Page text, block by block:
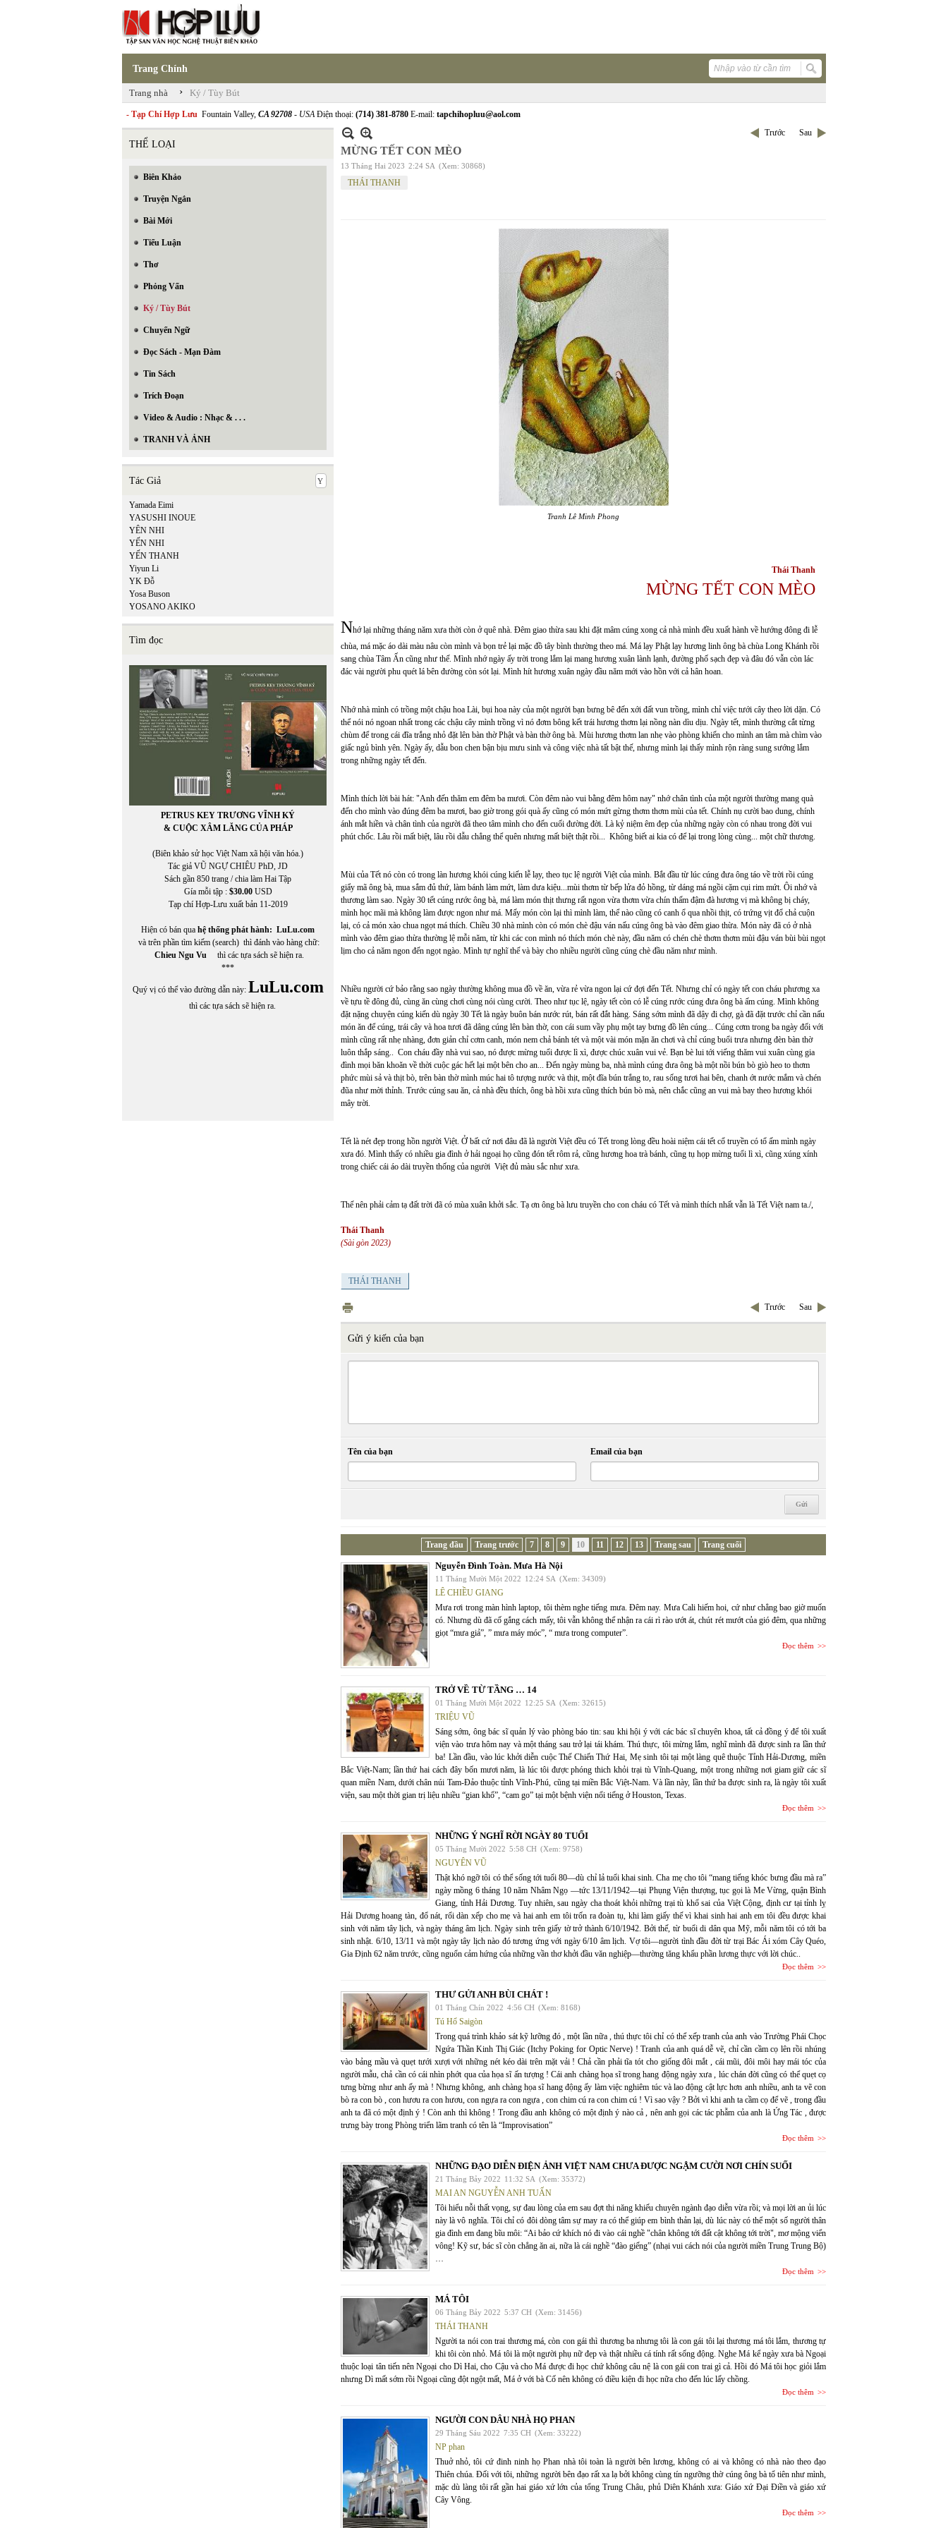
Trang Chính
Trang nhà › Ký / Tùy Bút
- Tạp Chí Hợp Lưu Fountain Valley, CA 92708 - USAĐiện thoại: (714) 381-8780 E-mail: tapchihopluu@aol.com
THỂ LOẠI
Biên Khảo
Truyện Ngắn
Bài Mới
Tiểu Luận
Thơ
Phỏng Vấn
Ký / Tùy Bút
Chuyển Ngữ
Đọc Sách - Mạn Đàm
Tin Sách
Trích Đoạn
Video & Audio : Nhạc & . . .
TRANH VÀ ẢNH
Tác Giả
Yamada Eimi
YASUSHI INOUE
YÊN NHI
YẾN NHI
YẾN THANH
Yiyun Li
YK Đỗ
Yosa Buson
YOSANO AKIKO
Tìm đọc
PETRUS KEY TRƯƠNG VĨNH KÝ
& CUỘC XÂM LĂNG CỦA PHÁP
(Biên khảo sử học Việt Nam xã hội văn hóa.)
Tác giả VŨ NGỰ CHIÊU PhD, JD
Sách gần 850 trang / chia làm Hai Tập
Gía mỗi tập : $30.00USD
Tạp chí Hợp-Lưu xuất bản 11-2019
Hiện có bán qua hệ thống phát hành: LuLu.com
và trên phần tìm kiếm (search) thì đánh vào hàng chữ:
Chieu Ngu Vu thì các tựa sách sẽ hiện ra.
***
Quý vị có thể vào đường dẫn này: LuLu.com
thì các tựa sách sẽ hiện ra.
Trước Sau
MỪNG TẾT CON MÈO
13 Tháng Hai 2023 2:24 SA (Xem: 30868)
THÁI THANH
Tranh Lê Minh Phong
Thái Thanh
MỪNG TẾT CON MÈO
Nhớ lại những tháng năm xưa thời còn ở quê nhà. Đêm giao thừa sau khi đặt mâm cúng xong cả nhà mình đều xuất hành về hướng đông đi lễ
chùa, má mặc áo dài màu nâu còn mình và bọn trẻ lại mặc đồ tây bình thường theo má. Má lạy Phật lạy hương linh ông bà chùa Long Khánh rồi
sang chùa Tâm Ấn cũng như thế. Mình nhớ ngày ấy trời trong lắm lại mang hương xuân lành lạnh, đường phố sạch đẹp và đâu đó vẫn còn lác
đác vài người phu quét lá bên đường còn sót lại. Mình hít hương xuân ngày đầu năm mới vào hồn với cả hân hoan.
Nhớ nhà mình có trồng một chậu hoa Lài, bụi hoa này của một người bạn bưng bê đến xới đất vun trồng, mình chỉ việc tưới cây theo lời dặn. Có
thể nói nó ngoan nhất trong các chậu cây mình trồng vì nó đơm bông kết trái hương thơm lại nồng nàn dìu dịu. Ngày tết, mình thường cắt từng
chùm để trong cái đĩa trắng nhỏ đặt lên bàn thờ Phật và bàn thờ ông bà. Mùi hương thơm lan nhẹ vào phòng khiến cho mình an tâm mà chìm vào
giấc ngủ bình yên. Ngày ấy, dẫu bon chen bận bịu mưu sinh và công việc nhà tất bật thế, nhưng mình lại thấy mình rộn ràng sung sướng lắm
trong những ngày tết đến.
Mình thích lời bài hát: "Anh đến thăm em đêm ba mươi. Còn đêm nào vui bằng đêm hôm nay" nhớ chân tình của một người thường mang quà
đến cho mình vào đúng đêm ba mươi, bao giờ trong gói quà ấy cũng có món mứt gừng thơm thơm mùi của tết. Chính nụ cười bao dung, chính
ánh mắt hiền và chân tình của người đã theo tâm mình cho đến cuối đường đời. Là kỷ niệm êm đẹp của những ngày còn có nhau trong đời vui
phút chốc. Lâu rồi mất biệt, lâu rồi dẫu chẳng thể quên nhưng mất biệt thật rồi... Không biết ai kia có để lại trong lòng cùng... một chữ thương.
Mùi của Tết nó còn có trong làn hương khói cúng kiến lễ lạy, theo tục lệ người Việt của mình. Bắt đầu từ lúc cúng đưa ông táo về trời rồi cúng
giẩy mã ông bà, mua sắm đủ thứ, làm bánh làm mứt, làm dưa kiệu...mùi thơm từ bếp lửa đỏ hồng, từ dáng má ngồi cặm cụi rim mứt. Ôi nhớ và
thương làm sao. Ngày 30 tết cúng rước ông bà, má làm món thịt thưng rất ngon vừa thơm vừa chín thấm đậm đà hương vị mà không bị cháy,
mình học mãi mà không làm được ngon như má. Mấy món còn lại thì mình làm, thể nào cũng có canh ổ qua nhồi thịt, có trứng vịt đổ chả cuộn
lại, có cả món xào chua ngọt má thích. Chiều 30 nhà mình còn có món chè đậu ván nấu cúng ông bà vào đêm giao thừa. Món này đã có ở nhà
mình vào đêm giao thừa thường lệ mỗi năm, từ khi các con mình nó thích món chè này, đầu năm có chén chè thơm thơm mùi đậu ván bùi bùi ngọt
lịm cho cả năm ngon đến ngọt ngào. Mình tự nghĩ thế và bày cho nhiều người cũng cúng chè đầu năm như mình.
Nhiều người cứ bảo rằng sao ngày thường không mua đồ về ăn, vừa rẻ vừa ngon lại cứ đợi đến Tết. Nhưng chỉ có ngày tết con cháu phương xa
về tựu tề đông đủ, cùng ăn cùng chơi cùng nói cùng cười. Theo như tục lệ, ngày tết còn có lễ cúng rước cúng đưa ông bà ấm cúng. Mình không
đặt nặng chuyện cúng kiến dù ngày 30 Tết là ngày buôn bán nước rút, bán rất đắt hàng. Sáng sớm mình đã dậy đi chợ, gà đã đặt trước chỉ cần nấu
món ăn để cúng, trái cây và hoa tươi đã dâng cúng lên bàn thờ, con cái sum vầy phụ một tay bưng đồ lên cúng... Cúng cơm trong ba ngày đối với
mình cũng rất nhẹ nhàng, đơn giản chỉ cơm canh, món nem chả bánh tét và một vài món mặn ăn chơi và chỉ cúng buổi trưa nhưng đèn bàn thờ
luôn thắp sáng.. Con cháu đầy nhà vui sao, nó được mừng tuổi được lì xì, được chúc xuân vui vẻ. Bạn bè lui tới viếng thăm vui xuân cùng gia
đình mọi băn khoăn về thời cuộc gác hết lại một bên cho an... Đến ngày mùng ba, nhà mình cúng đưa ông bà một nồi bún bò giò heo to thơm
phức mùi sả và thịt bò, trên bàn thờ mình múc hai tô tượng nước và thịt, một đĩa bún trắng to, rau sống tươi hai bên, chanh ớt nước mắm và chén
đũa như mời thỉnh. Trước cúng sau ăn, cả nhà đều thích, ông bà hồi xưa cũng thích bún bò mà, nên chắc cũng an vui mà bay theo hương khói
mây trời.
Tết là nét đẹp trong hồn người Việt. Ở bất cứ nơi đâu đã là người Việt đều có Tết trong lòng đều hoài niệm cái tết cổ truyền có tổ ấm mình ngày
xưa đó. Mình thấy có nhiều gia đình ở hải ngoại họ cũng đón tết rôm rả, cũng hương hoa trà bánh, cũng tụ họp mừng tuổi lì xì, cũng xúng xính
trong chiếc cái áo dài truyền thống của người Việt đủ màu sắc như xưa.
Thế nên phải cảm tạ đất trời đã có mùa xuân khởi sắc. Tạ ơn ông bà lưu truyền cho con cháu có Tết và mình thích nhất vẫn là Tết Việt nam ta./,
Thái Thanh
(Sài gòn 2023)
THÁI THANH
Trước Sau
Gửi ý kiến của bạn
Tên của bạn Email của bạn
Trang đầu Trang trước 7 8 9 10 11 12 13 Trang sau Trang cuối
Nguyễn Đình Toàn. Mưa Hà Nội
11 Tháng Mười Một 2022 12:24 SA (Xem: 34309)
LÊ CHIỀU GIANG
Mưa rơi trong màn hình laptop, tôi thèm nghe tiếng mưa. Đêm nay. Mưa Cali hiếm hoi, cứ như chẳng bao giờ muốn
có. Nhưng dù đã cố gắng cách mấy, tôi vẫn không thể nhận ra cái rì rào ướt át, chút rét mướt của gió đêm, qua những
giọt “mưa giả”, ” mưa máy móc”, “ mưa trong computer”.
Đọc thêm
TRỞ VỀ TỪ TẦNG … 14
01 Tháng Mười Một 2022 12:25 SA (Xem: 32615)
TRIỆU VŨ
Sáng sớm, ông bác sĩ quản lý vào phòng báo tin: sau khi hội ý với các bác sĩ chuyên khoa, tất cả đồng ý để tôi xuất
viện vào trưa hôm nay và một tháng sau trở lại tái khám. Thú thực, tôi mừng lắm, nghĩ mình đã được sinh ra lần thứ
ba! Lần đầu, vào lúc khởi diễn cuộc Thế Chiến Thứ Hai, Mẹ sinh tôi tại một làng quê thuộc Tỉnh Hải-Dương, miền
Bắc Việt-Nam; lần thứ hai cách đây bốn mươi năm, là lúc tôi được phóng thich khỏi trại tù Vĩnh-Quang, một trong những nơi giam giữ các sĩ
quan miền Nam, dưới chân núi Tam-Đảo thuộc tỉnh Vĩnh-Phú, cũng tại miền Bắc Việt-Nam. Và lần này, lần thứ ba được sinh ra, là ngày tôi xuất
viện, sau một thời gian trị liệu nhiều “gian khổ”, “cam go” tại một bệnh viện nổi tiếng ở Houston, Texas.
Đọc thêm
NHỮNG Ý NGHĨ RỜI NGÀY 80 TUỔI
05 Tháng Mười 2022 5:58 CH (Xem: 9758)
NGUYÊN VŨ
Thật khó ngỡ tôi có thể sống tới tuổi 80—dù chỉ lả tuổi khai sinh. Cha mẹ cho tôi “mang tiếng khóc bưng đầu mà ra”
ngày mồng 6 tháng 10 năm Nhâm Ngọ —tức 13/11/1942—tại Phụng Viện thượng, tục gọi là Me Vừng, quận Bình
Giang, tỉnh Hải Dương. Tuy nhiên, sau ngày cha thoát khỏi những trại tù khổ sai của Việt Cộng, định cư tại tỉnh lỵ
Hải Dương hoang tàn, đổ nát, rổi dàn xếp cho mẹ và hai anh em tôi trốn ra đoàn tụ, khi làm giấy thế vì khai sinh hai anh em tôi đều được khai
sinh với năm tây lịch, và ngày tháng âm lịch. Ngày sinh trên giấy tờ trở thành 6/10/1942. Bởi thế, từ buổi di dân qua Mỹ, mỗi năm tôi có tới ba
sinh nhật. 6/10, 13/11 và một ngày tây lịch nào đó tương ứng với ngày 6/10 âm lịch. Vợ tôi—người tình đầu đời từ trại Bác Ái xóm Cây Quéo,
Gia Định 62 năm trước, cũng nguổn cảm hứng của những vần thơ khởi đầu văn nghiệp—thường tăng khẩu phần lương thực với lời chúc..
Đọc thêm
THƯ GỬI ANH BÙI CHÁT !
01 Tháng Chín 2022 4:56 CH (Xem: 8168)
Tú Hổ Saigòn
Trong quá trình khảo sát kỹ lưỡng đó , một lần nữa , thú thực tôi chỉ có thể xếp tranh của anh vào Trường Phái Chọc
Ngứa Thần Kinh Thị Giác (Itchy Poking for Optic Nerve) ! Tranh của anh quá dễ vẽ, chỉ cần cầm cọ lên rồi nhúng
vào bảng mầu và quẹt tưới xượi với những nét kéo dài trên mặt vải ! Chả cần phải tĩa tót cho giống đôi mắt , cái mũi, đôi môi hay mái tóc của
người mẫu, chả cần có cái nhìn phớt qua của họa sĩ ấn tượng ! Cái anh chàng họa sĩ trong hang động ngày xưa , lúc chán đời cũng có thể quẹt cọ
tưng bừng như anh ấy mà ! Nhưng không, anh chàng họa sĩ hang động ấy làm việc nghiêm túc và lao động cật lực hơn anh nhiều, anh ta vẽ con
bò ra con bò , con hươu ra con hươu, con ngựa ra con ngựa , con chim cú ra con chim cú ! Vì sao vậy ? Bởi vì khi anh ta cầm cọ để vẽ , trong đầu
anh ta đã có một định ý ! Còn anh thì không ! Trong đầu anh không có một định ý nào cả , nên anh gọi các tác phẫm của anh là Ứng Tác , được
trưng bày trong Phòng triển lãm tranh có tên là “Improvisation”
Đọc thêm
NHỮNG ĐẠO DIỄN ĐIỆN ẢNH VIỆT NAM CHƯA ĐƯỢC NGẬM CƯỜI NƠI CHÍN SUỐI
21 Tháng Bảy 2022 11:32 SA (Xem: 35372)
MAI AN NGUYỄN ANH TUẤN
Tôi hiểu nỗi thất vọng, sự đau lòng của em sau đợt thi năng khiếu chuyên ngành đạo diễn vừa rồi; và mọi lời an ủi lúc
này là vô nghĩa. Tôi chỉ có đôi dòng tâm sự may ra có thể giúp em bình thản lại, dù lúc này có thể một số người thân
gia đình em đang bĩu môi: “Ai bảo cứ khích nó đi vào cái nghề "chân không tới đất cật không tới trời", mơ mộng viển
vông! Kỹ sư, bác sĩ còn chẳng ăn ai, nữa là cái nghề “đào giếng” (nhại vui cách nói của người miền Trung Trung Bộ)
…
Đọc thêm
MÁ TÔI
06 Tháng Bảy 2022 5:37 CH (Xem: 31456)
THÁI THANH
Người ta nói con trai thương má, còn con gái thì thương ba nhưng tôi là con gái tôi lại thương má tôi lắm, thương tự
khi tôi còn nhỏ. Má tôi là một người phụ nữ đẹp và thật nhiều cá tính rất sống động. Nghe Má kể ngày xưa bà Ngoại
thuộc loại tân tiến nên Ngoại cho Dì Hai, cho Cậu và cho Má được đi học chứ không câu nệ là con gái con trai gì cả. Hồi đó Má tôi học giỏi lắm
nhưng Dì mất sớm rồi Ngoại cũng đột ngột mất, Má ở với bà Cố nên không có điều kiện đi học nữa cho đến lúc lấy chồng.
Đọc thêm
NGƯỜI CON DÂU NHÀ HỌ PHAN
29 Tháng Sáu 2022 7:35 CH (Xem: 33222)
NP phan
Thuở nhỏ, tôi cứ đinh ninh họ Phan nhà tôi toàn là người bên lương, không có ai và không có nhà nào theo đạo
Thiên chúa. Đối với tôi, những người bên đạo rất xa lạ bởi không cùng tín ngưỡng thờ cúng ông bà tổ tiên như mình,
mặc dù làng tôi rất gần hai giáo xứ lớn của tổng Trung Châu, phủ Diên Khánh xưa: Giáo xứ Đại Điền và giáo xứ
Cây Vông.
Đọc thêm